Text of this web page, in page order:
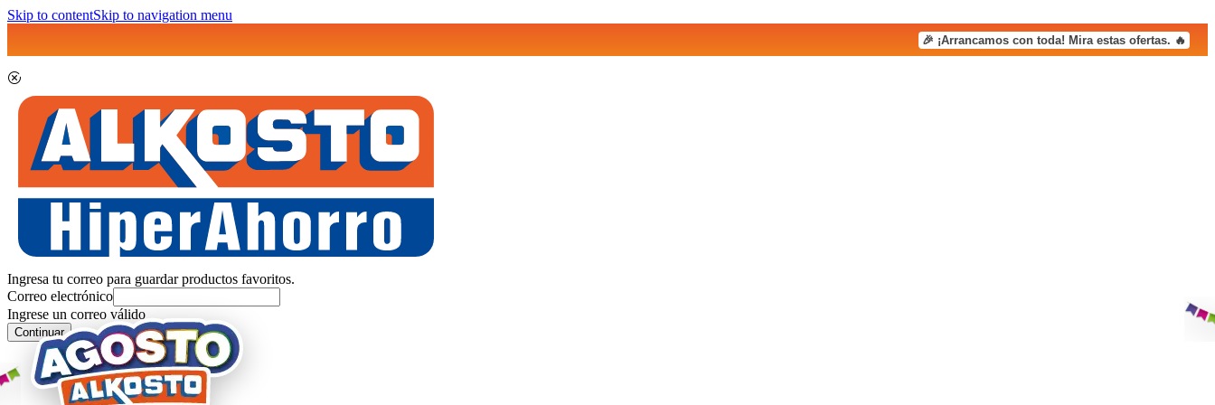
Skip to contentSkip to navigation menu
🎉 ¡Arrancamos con toda! Mira estas ofertas. 🔥
Ingresa tu correo para guardar productos favoritos.
Correo electrónico
Ingrese un correo válido
Continuar